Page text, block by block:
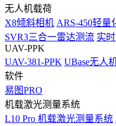
无人机载荷
X8倾斜相机 ARS-450轻量
SVR3三合一雷达测流 实
UAV-PPK
UAV-381-PPK UBase无人
软件
易图PRO
机载激光测量系统
L10 Pro 机载激光测量系统